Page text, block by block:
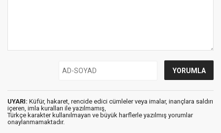
UYARI: Küfür, hakaret, rencide edici cümleler veya imalar, inançlara saldırı
içeren, imla kuralları ile yazılmamış,
Türkçe karakter kullanılmayan ve büyük harflerle yazılmış yorumlar
onaylanmamaktadır.